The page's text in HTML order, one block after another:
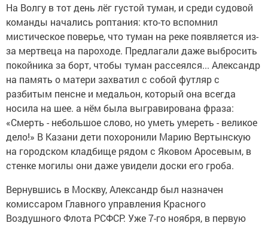
На Волгу в тот день лёг густой туман, и среди судовой
команды начались роптания: кто-то вспомнил
мистическое поверье, что туман на реке появляется из-
за мертвеца на пароходе. Предлагали даже выбросить
покойника за борт, чтобы туман рассеялся... Александр
на память о матери захватил с собой футляр с
разбитым пенсне и медальон, который она всегда
носила на шее. а нём была выгравирована фраза:
«Смерть - небольшое слово, но уметь умереть - великое
дело!» В Казани дети похоронили Марию Вертынскую
на городском кладбище рядом с Яковом Аросевым, в
стенке могилы они даже увидели доски его гроба.
Вернувшись в Москву, Александр был назначен
комиссаром Главного управления Красного
Воздушного Флота РСФСР. Уже 7-го ноября, в первую